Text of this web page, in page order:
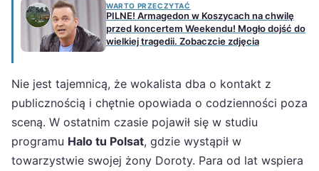
WARTO PRZECZYTAĆ
PILNE! Armagedon w Koszycach na chwilę
przed koncertem Weekendu! Mogło dojść do
wielkiej tragedii. Zobaczcie zdjęcia
Nie jest tajemnicą, że wokalista dba o kontakt z
publicznością i chętnie opowiada o codzienności poza
sceną. W ostatnim czasie pojawił się w studiu
programu Halo tu Polsat, gdzie wystąpił w
towarzystwie swojej żony Doroty. Para od lat wspiera